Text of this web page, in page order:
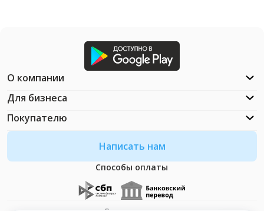
Написать нам
Способы оплаты
О компании
Для бизнеса
Покупателю